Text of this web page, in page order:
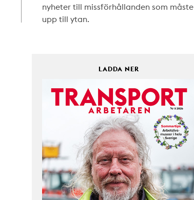
nyheter till missförhållanden som måste
upp till ytan.
LADDA NER